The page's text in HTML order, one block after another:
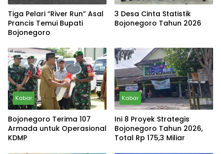
Tiga Pelari “River Run” Asal
Prancis Temui Bupati
Bojonegoro
3 Desa Cinta Statistik
Bojonegoro Tahun 2026
Kabar
Bojonegoro Terima 107
Armada untuk Operasional
KDMP
Kabar
Ini 8 Proyek Strategis
Bojonegoro Tahun 2026,
Total Rp 175,3 Miliar